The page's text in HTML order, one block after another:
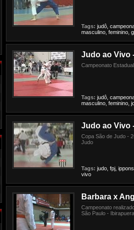
Tags: judô,
masculino, feminino,
Judo ao Vivo
Campeonato
Tags: judô,
masculino, feminino,
Judo ao Vivo
Copa São de Judo -
Judo
Tags: judo, fpj,
vivo
Barbara x
Campeonato
São Paulo -